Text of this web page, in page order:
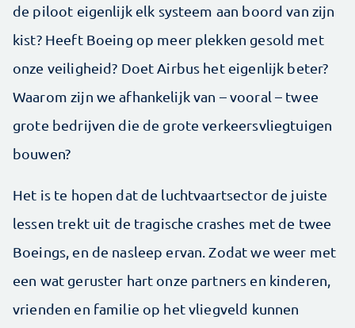
de piloot eigenlijk elk systeem aan boord van zijn
kist? Heeft Boeing op meer plekken gesold met
onze veiligheid? Doet Airbus het eigenlijk beter?
Waarom zijn we afhankelijk van – vooral – twee
grote bedrijven die de grote verkeersvliegtuigen
bouwen?
Het is te hopen dat de luchtvaartsector de juiste
lessen trekt uit de tragische crashes met de twee
Boeings, en de nasleep ervan. Zodat we weer met
een wat geruster hart onze partners en kinderen,
vrienden en familie op het vliegveld kunnen